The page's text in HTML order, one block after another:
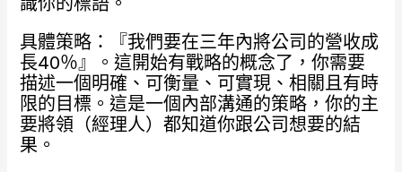
具體策略：『我們要在三年內將公司的營收成
長40％』。這開始有戰略的概念了，你需要
描述一個明確、可衡量、可實現、相關且有時
限的目標。這是一個內部溝通的策略，你的主
要將領（經理人）都知道你跟公司想要的結
果。